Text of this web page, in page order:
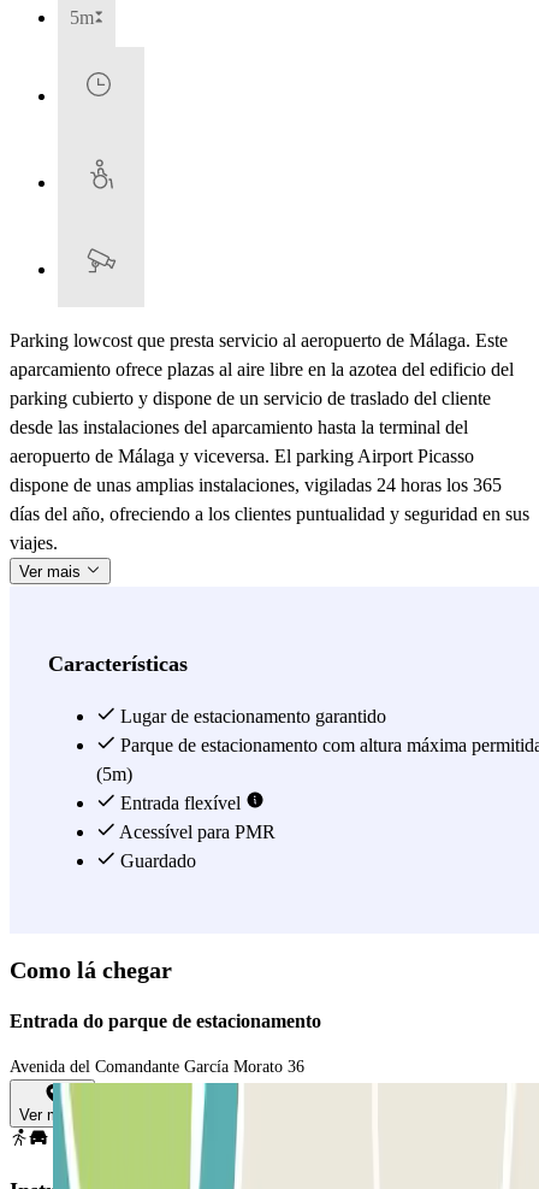
5m
Parking lowcost que presta servicio al aeropuerto de Málaga. Este
aparcamiento ofrece plazas al aire libre en la azotea del edificio del
parking cubierto y dispone de un servicio de traslado del cliente
desde las instalaciones del aparcamiento hasta la terminal del
aeropuerto de Málaga y viceversa. El parking Airport Picasso
dispone de unas amplias instalaciones, vigiladas 24 horas los 365
días del año, ofreciendo a los clientes puntualidad y seguridad en sus
viajes.
Ver mais
Características
Lugar de estacionamento garantido
Parque de estacionamento com altura máxima
(5m)
Entrada flexível
Acessível para PMR
Guardado
Como lá chegar
Entrada do parque de estacionamento
Avenida del Comandante García Morato 36
Ver mapa